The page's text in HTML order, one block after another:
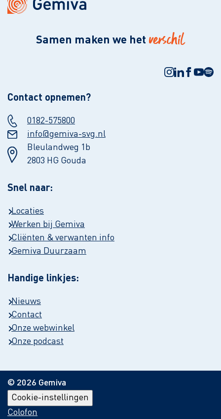
Samen maken we het verschil
Contact opnemen?
0182-575800
info@gemiva-svg.nl
Bleulandweg 1b
2803 HG Gouda
Snel naar:
Locaties
Werken bij Gemiva
Cliënten & verwanten info
Gemiva Duurzaam
Handige linkjes:
Nieuws
Contact
Onze webwinkel
Onze podcast
© 2026 Gemiva
Cookie-instellingen
Colofon